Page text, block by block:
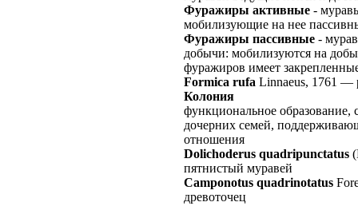
Фуражиры активные -
мобилизующие на нее
Фуражиры пассивные -
добычи: мобилизуются на
фуражиров имеет
Formica rufa Linnaeus, 1761 —
Колония
функциональное образование,
дочерних семей,
отношения
Dolichoderus quadripunctatus
пятнистый муравей
Camponotus quadrinotatus
древоточец